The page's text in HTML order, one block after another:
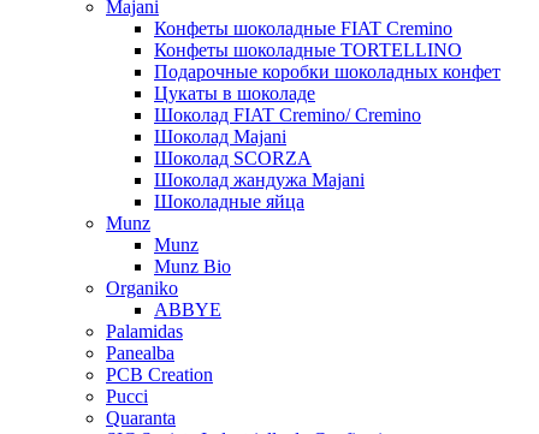
Majani
Конфеты шоколадные FIAT Cremino
Конфеты шоколадные TORTELLINO
Подарочные коробки шоколадных конфет
Цукаты в шоколаде
Шоколад FIAT Cremino/ Cremino
Шоколад Majani
Шоколад SCORZA
Шоколад жандужа Majani
Шоколадные яйца
Munz
Munz
Munz Bio
Organiko
ABBYE
Palamidas
Panealba
PCB Creation
Pucci
Quaranta